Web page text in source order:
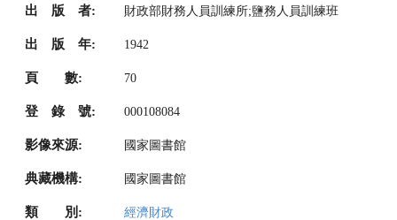
出 版 者: 財政部財務人員訓練所;鹽務人員訓練班
出 版 年: 1942
頁 數: 70
登 錄 號: 000108084
影像來源: 國家圖書館
典藏機構: 國家圖書館
類 別: 經濟財政